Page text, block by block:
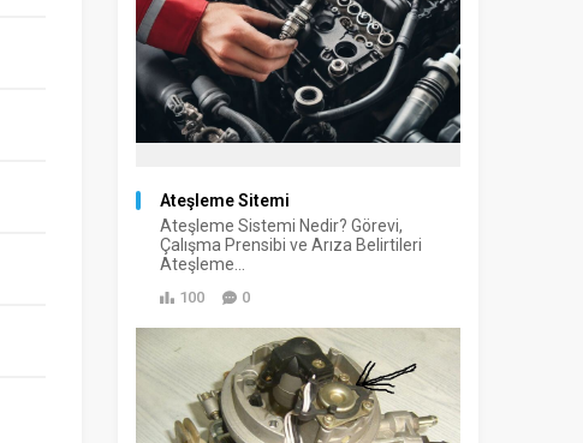
Ateşleme Sitemi
Ateşleme Sistemi Nedir? Görevi,
Çalışma Prensibi ve Arıza Belirtileri
Ateşleme...
100 0